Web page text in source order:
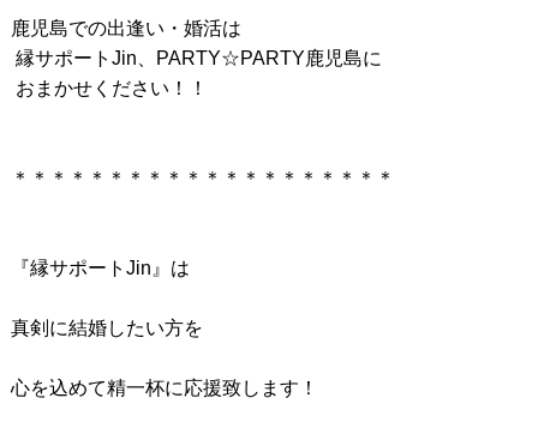
鹿児島での出逢い・婚活は
縁サポートJin、PARTY☆PARTY鹿児島に
おまかせください！！
＊＊＊＊＊＊＊＊＊＊＊＊＊＊＊＊＊＊＊＊
『縁サポートJin』は
真剣に結婚したい方を
心を込めて精一杯に応援致します！